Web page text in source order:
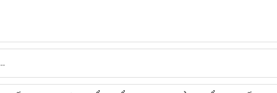
input